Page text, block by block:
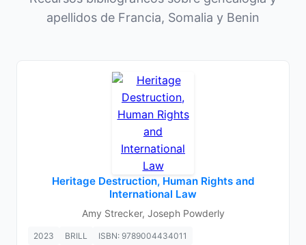
apellidos de Francia, Somalia y Benin
Heritage Destruction, Human Rights and
International Law
Amy Strecker, Joseph Powderly
2023 BRILL ISBN: 9789004434011